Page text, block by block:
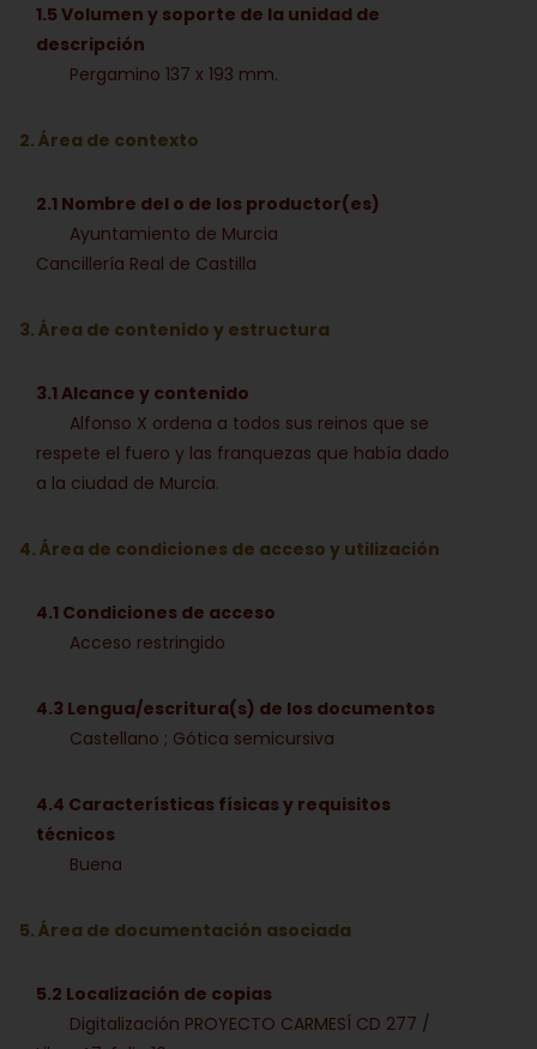
1.5 Volumen y soporte de la unidad de
descripción
Pergamino 137 x 193 mm.
2. Área de contexto
2.1 Nombre del o de los productor(es)
Ayuntamiento de Murcia
Cancillería Real de Castilla
3. Área de contenido y estructura
3.1 Alcance y contenido
Alfonso X ordena a todos sus reinos que se
respete el fuero y las franquezas que había dado
a la ciudad de Murcia.
4. Área de condiciones de acceso y utilización
4.1 Condiciones de acceso
Acceso restringido
4.3 Lengua/escritura(s) de los documentos
Castellano ; Gótica semicursiva
4.4 Características físicas y requisitos
técnicos
Buena
5. Área de documentación asociada
5.2 Localización de copias
Digitalización PROYECTO CARMESÍ CD 277 /